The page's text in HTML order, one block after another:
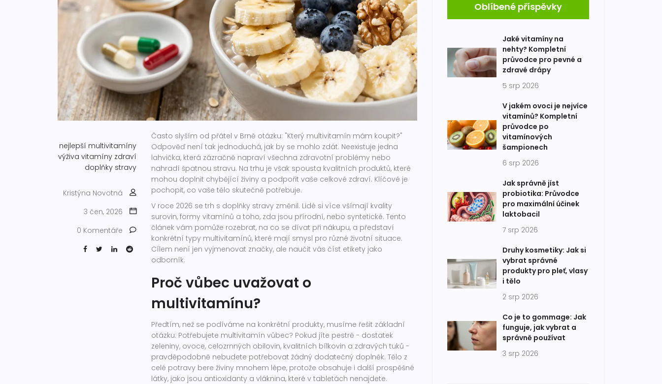
nejlepší multivitamíny
výživa vitamíny zdraví
doplňky stravy
Kristýna Novotná
3 čen, 2026
0 Komentáře
Často slyším od přátel v Brně otázku: "Který multivitamín mám koupit?"
Odpověď není tak jednoduchá, jak by se mohlo zdát. Neexistuje jedna
lahvička, která zázračně napraví všechna zdravotní problémy nebo
nahradí špatnou stravu. Na trhu je však spousta kvalitních produktů, které
mohou doplnit chybějící živiny a podpořit vaše celkové zdraví. Klíčové je
pochopit, co vaše tělo skutečně potřebuje.
V roce 2026 se trh s doplňky stravy změnil. Lidé si více všímají kvality
surovin, formy vitamínů a toho, zda jsou přírodní, nebo syntetické. Tento
článek vám pomůže rozebrat, na co se dívat při nákupu, a představí
konkrétní typy multivitamínů, které mají smysl pro různé životní situace.
Cílem není jen vyjmenovat značky, ale naučit vás číst etikety jako
odborník.
Proč vůbec uvažovat o
multivitamínu?
Předtím, než se podíváme na konkrétní produkty, musíme řešit základní
otázku: Potřebujete multivitamín vůbec? Pokud jíte pestrě - dostatek
zeleniny, ovoce, celozrnných obilovin, kvalitních bílkovin a zdravých tuků -
pravděpodobně nebudete potřebovat žádný dodatečný doplněk. Tělo z
celé potravy bere živiny mnohem lépe, protože obsahuje i další prospěšné
látky, jako jsou antioxidanty a vláknina, které v tabletách nenajdete.
Oblíbené příspěvky
Jaké vitamíny na
nehty? Kompletní
průvodce pro pevné a
zdravé drápy
5 srp 2026
V jakém ovoci je nejvíce
vitamínů? Kompletní
průvodce po
vitamínových
šampionech
6 srp 2026
Jak správně jíst
probiotika: Průvodce
pro maximální účinek
laktobacil
7 srp 2026
Druhy kosmetiky: Jak si
vybrat správné
produkty pro pleť, vlasy
i tělo
2 srp 2026
Co je to gommage: Jak
funguje, jak vybrat a
správně používat
3 srp 2026